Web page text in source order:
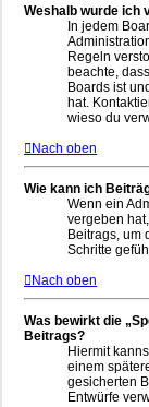
Weshalb wurde ich
In jedem
Regeln
beachte,
Boards ist
hat.
wieso du
Nach oben
Wie kann ich
Wenn ein
vergeben
Beitrags, um
Schritte
Nach oben
Was bewirkt die
Beitrags?
Hiermit
einem
gesicherten
Entwürfe